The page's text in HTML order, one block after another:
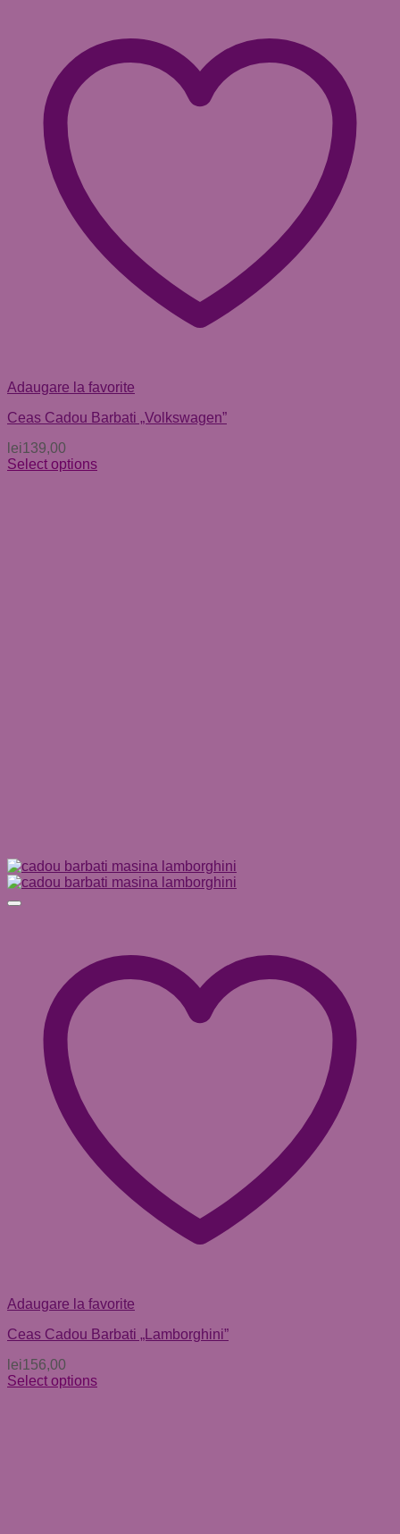
Adaugare la favorite
Ceas Cadou Barbati „Volkswagen”
lei139,00
Select options
Adaugare la favorite
Ceas Cadou Barbati „Lamborghini”
lei156,00
Select options